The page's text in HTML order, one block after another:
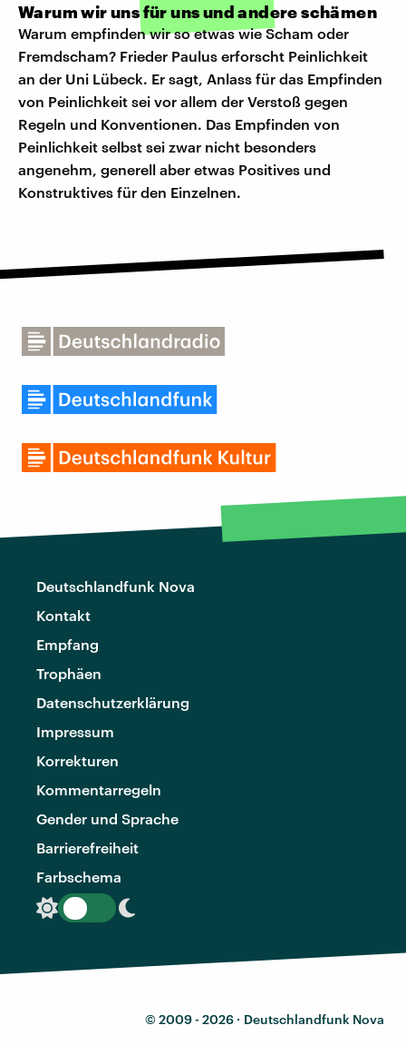
Warum wir uns für uns und andere schämen
Warum empfinden wir so etwas wie Scham oder
Fremdscham? Frieder Paulus erforscht Peinlichkeit
an der Uni Lübeck. Er sagt, Anlass für das Empfinden
von Peinlichkeit sei vor allem der Verstoß gegen
Regeln und Konventionen. Das Empfinden von
Peinlichkeit selbst sei zwar nicht besonders
angenehm, generell aber etwas Positives und
Konstruktives für den Einzelnen.
Deutschlandfunk Nova
Kontakt
Empfang
Trophäen
Datenschutzerklärung
Impressum
Korrekturen
Kommentarregeln
Gender und Sprache
Barrierefreiheit
Farbschema
© 2009 - 2026 · Deutschlandfunk Nova